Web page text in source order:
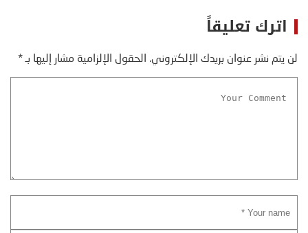
اترك تعليقاً
لن يتم نشر عنوان بريدك الإلكتروني. الحقول الإلزامية مشار إليها بـ*